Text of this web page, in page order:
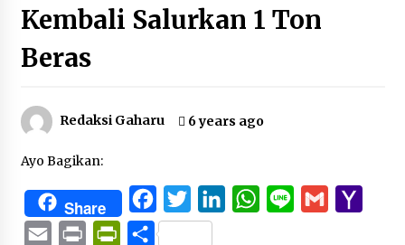
Kembali Salurkan 1 Ton
Beras
Redaksi Gaharu 6 years ago
Ayo Bagikan:
Share FacebookTwitterLinkedInWhatsApp
Line Gmail
Email Print PrintFriendly
Share